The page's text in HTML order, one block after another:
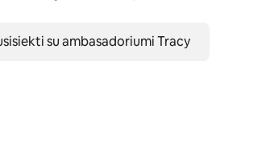
su ambasadoriumi Tracy